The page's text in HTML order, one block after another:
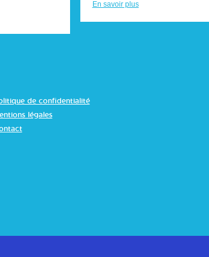
En savoir plus
de confidentialité
légales